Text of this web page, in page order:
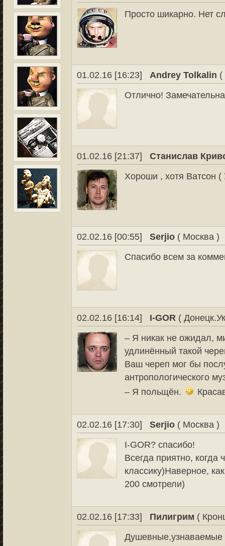
Просто шикарно. Нет
01.02.16 [16:23] Andrey Tolkalin (
Отлично!
01.02.16 [21:37]
Станислав
Хороши , хотя Ватсон (
02.02.16 [00:55] Serjio ( Москва )
Спасибо всем за
02.02.16 [16:14] I-GOR (
– Я никак не ожидал,
удлинённый такой
Ваш череп мог бы
антропологического
– Я польщён.
02.02.16 [17:30] Serjio ( Москва )
I-GOR? спасибо!
Всегда приятно, когда
классику)Наверное,
200 смотрели)
02.02.16 [17:33] Пилигрим (
Душевные,узнаваемые